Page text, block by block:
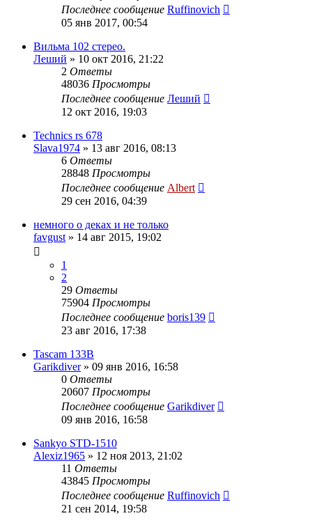
Последнее сообщение Ruffinovich
05 янв 2017, 00:54
Вильма 102 стерео.
Леший » 10 окт 2016, 21:22
2 Ответы
48036 Просмотры
Последнее сообщение Леший
12 окт 2016, 19:03
Technics rs 678
Slava1974 » 13 авг 2016, 08:13
6 Ответы
28848 Просмотры
Последнее сообщение Albert
29 сен 2016, 04:39
немного о деках и не только
favgust » 14 авг 2015, 19:02
1
2
29 Ответы
75904 Просмотры
Последнее сообщение boris139
23 авг 2016, 17:38
Tascam 133B
Garikdiver» 09 янв 2016, 16:58
0 Ответы
20607 Просмотры
Последнее сообщение Garikdiver
09 янв 2016, 16:58
Sankyo STD-1510
Alexiz1965 » 12 ноя 2013, 21:02
11 Ответы
43845 Просмотры
Последнее сообщение Ruffinovich
21 сен 2014, 19:58